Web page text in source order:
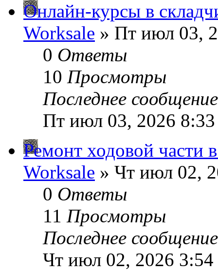
Онлайн-курсы в
Worksale » Пт июл 03,
0 Ответы
10 Просмотры
Последнее
Пт июл 03, 2026 8:33
Ремонт ходовой части
Worksale » Чт июл 02,
0 Ответы
11 Просмотры
Последнее
Чт июл 02, 2026 3:54